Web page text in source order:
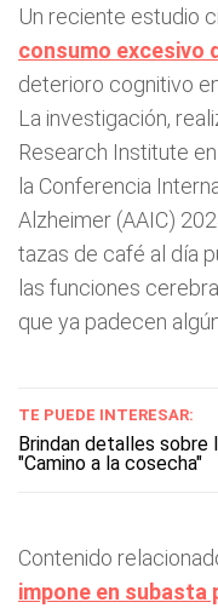
Un reciente estudio
consumo excesivo
deterioro cognitivo
La investigación,
Research Institute
la Conferencia
Alzheimer (AAIC)
tazas de café al día
las funciones
que ya padecen
TE PUEDE INTERESAR:
Brindan detalles sobre
"Camino a la cosecha"
Contenido
impone en subasta